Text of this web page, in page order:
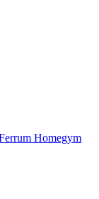
Homegym